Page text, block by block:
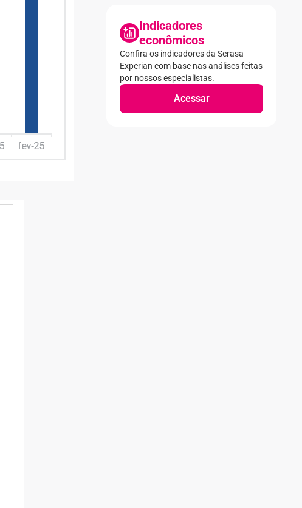
Indicadores
econômicos
Confira os indicadores da Serasa
Experian com base nas análises feitas
por nossos especialistas.
Acessar